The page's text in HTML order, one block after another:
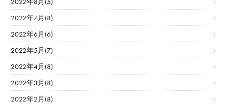
2022年8月(5)
2022年7月(8)
2022年6月(6)
2022年5月(7)
2022年4月(8)
2022年3月(8)
2022年2月(8)